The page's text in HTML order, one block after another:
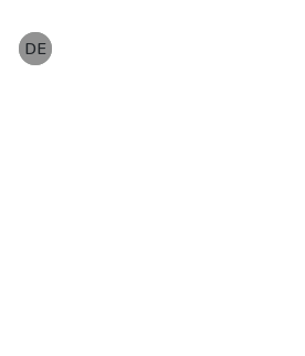
EN
DE
DE